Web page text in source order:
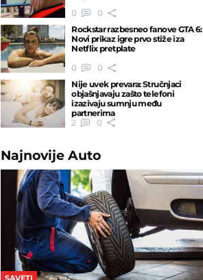
0
0
Rockstar razbesneo fanove GTA 6:
Novi prikaz igre prvo stiže iza
Netflix pretplate
0
0
Nije uvek prevara: Stručnjaci
objašnjavaju zašto telefoni
izazivaju sumnju među
partnerima
2
0
NajnovijeAuto